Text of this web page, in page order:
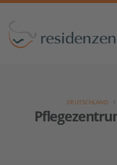
DEUTSCHLAND